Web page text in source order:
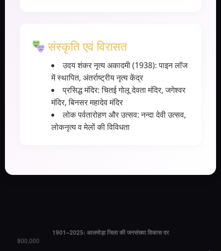
संस्कृति एवं विरासत
उदय शंकर नृत्य अकादमी (1938): पाइन लॉज
में स्थापित, अंतर्राष्ट्रीय नृत्य केंद्र
प्रसिद्ध मंदिर: चितई गोलू देवता मंदिर, जगेश्वर
मंदिर, बिनसर महादेव मंदिर
लोक पर्वतारोहण और उत्सव: नन्दा देवी उत्सव,
लोकनृत्य व मेलों की विविधता